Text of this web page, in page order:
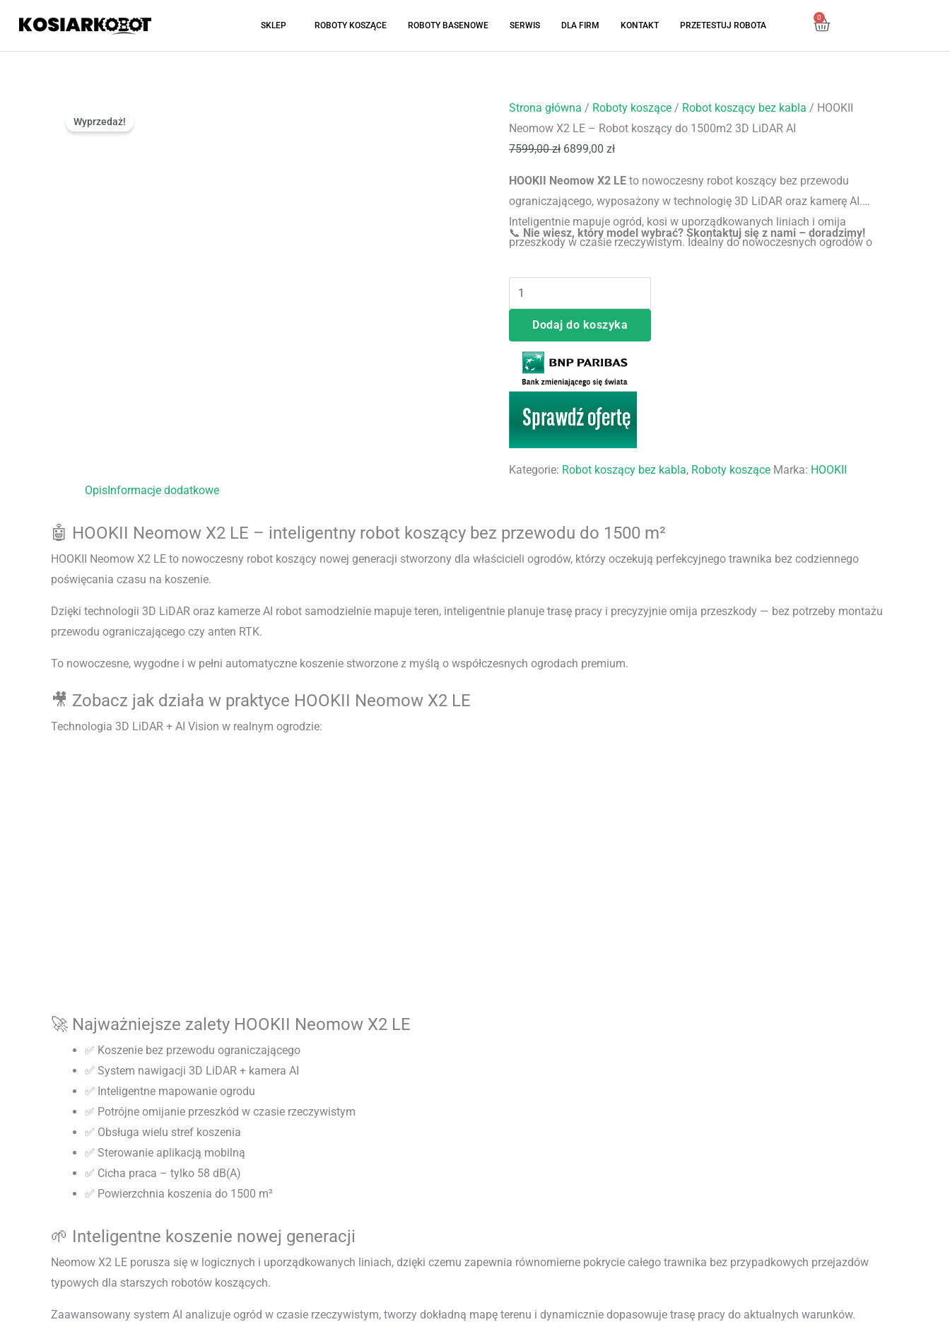
treści
SKLEP ROBOTY KOSZĄCE ROBOTY BASENOWE SERWIS DLA FIRM KONTAKT PRZETESTUJ ROBOTA
0
Cart
Wyprzedaż!
Strona główna / Roboty koszące / Robot koszący bez kabla / HOOKII
Neomow X2 LE – Robot koszący do 1500m2 3D LiDAR AI
7599,00zł
Pierwotna
cena
wynosiła:
6899,00 zł
Aktualna
cena
wynosi:
HOOKII Neomow X2 LE to nowoczesny robot koszący bez przewodu
ograniczającego, wyposażony w technologię 3D LiDAR oraz kamerę AI.
Inteligentnie mapuje ogród, kosi w uporządkowanych liniach i omija
przeszkody w czasie rzeczywistym. Idealny do nowoczesnych ogrodów o
📞 Nie wiesz, który model wybrać? Skontaktuj się z nami – doradzimy!
ilość
HOOKII
Neomow
LE
–
Robot
koszący
1500m2
3D
LiDAR
Dodaj do koszyka
Kategorie: Robot koszący bez kabla, Roboty koszące Marka: HOOKII
OpisInformacje dodatkowe
🤖 HOOKII Neomow X2 LE – inteligentny robot koszący bez przewodu do 1500 m²
HOOKII Neomow X2 LE to nowoczesny robot koszący nowej generacji stworzony dla właścicieli ogrodów, którzy oczekują perfekcyjnego trawnika bez codziennego
poświęcania czasu na koszenie.
Dzięki technologii 3D LiDAR oraz kamerze AI robot samodzielnie mapuje teren, inteligentnie planuje trasę pracy i precyzyjnie omija przeszkody — bez potrzeby montażu
przewodu ograniczającego czy anten RTK.
To nowoczesne, wygodne i w pełni automatyczne koszenie stworzone z myślą o współczesnych ogrodach premium.
🎥 Zobacz jak działa w praktyce HOOKII Neomow X2 LE
Technologia 3D LiDAR + AI Vision w realnym ogrodzie:
🚀 Najważniejsze zalety HOOKII Neomow X2 LE
✅ Koszenie bez przewodu ograniczającego
✅ System nawigacji 3D LiDAR + kamera AI
✅ Inteligentne mapowanie ogrodu
✅ Potrójne omijanie przeszkód w czasie rzeczywistym
✅ Obsługa wielu stref koszenia
✅ Sterowanie aplikacją mobilną
✅ Cicha praca – tylko 58 dB(A)
✅ Powierzchnia koszenia do 1500 m²
🌱 Inteligentne koszenie nowej generacji
Neomow X2 LE porusza się w logicznych i uporządkowanych liniach, dzięki czemu zapewnia równomierne pokrycie całego trawnika bez przypadkowych przejazdów
typowych dla starszych robotów koszących.
Zaawansowany system AI analizuje ogród w czasie rzeczywistym, tworzy dokładną mapę terenu i dynamicznie dopasowuje trasę pracy do aktualnych warunków.